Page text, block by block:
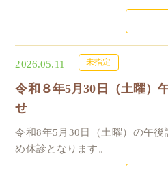
2026.05.11 未指定
令和８年5月30日（土曜）
せ
令和8年5月30日（土曜）の午
め休診となります。